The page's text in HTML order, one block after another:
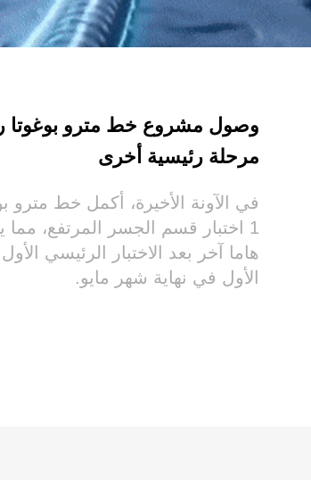
مرحلة رئيسية أخرى
في الآونة الأخيرة، أكمل خط مترو
1 اختبار قسم الجسر المرتفع، مما
هاما آخر بعد الاختبار الرئيسي
الأول في نهاية شهر مايو.